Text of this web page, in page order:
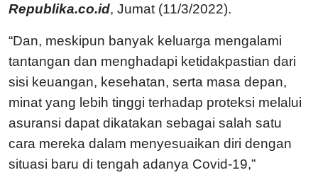
Republika.co.id, Jumat (11/3/2022).
“Dan, meskipun banyak keluarga mengalami
tantangan dan menghadapi ketidakpastian dari
sisi keuangan, kesehatan, serta masa depan,
minat yang lebih tinggi terhadap proteksi melalui
asuransi dapat dikatakan sebagai salah satu
cara mereka dalam menyesuaikan diri dengan
situasi baru di tengah adanya Covid-19,”